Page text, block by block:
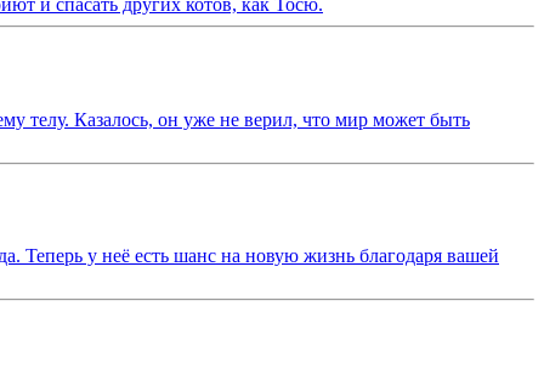
и спасать других котов, как Тосю.
телу. Казалось, он уже не верил, что мир может быть
Теперь у неё есть шанс на новую жизнь благодаря вашей